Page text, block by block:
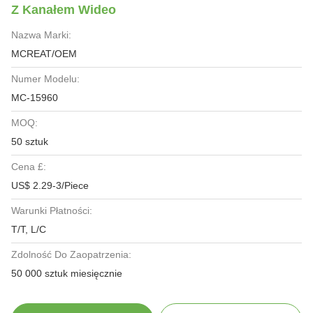
Z Kanałem Wideo
Nazwa Marki:
MCREAT/OEM
Numer Modelu:
MC-15960
MOQ:
50 sztuk
Cena £:
US$ 2.29-3/Piece
Warunki Płatności:
T/T, L/C
Zdolność Do Zaopatrzenia:
50 000 sztuk miesięcznie